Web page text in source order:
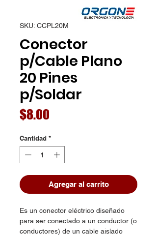
SKU: CCPL20M
Conector
p/Cable Plano
20 Pines
p/Soldar
$8.00
Cantidad *
Agregar al carrito
Es un conector eléctrico diseñado
para ser conectado a un conductor (o
conductores) de un cable aislado